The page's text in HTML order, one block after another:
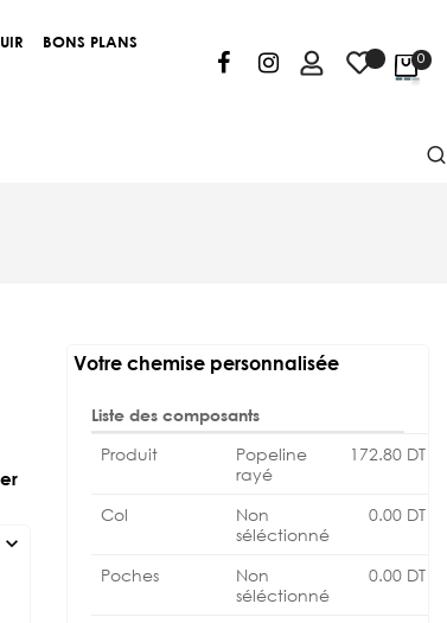
BONS PLANS
0
expand_more
Votre chemise personnalisée
Liste des composants
Produit
Popeline
rayé
172.80 DT
Col
Non
séléctionné
0.00 DT
Poches
Non
séléctionné
0.00 DT